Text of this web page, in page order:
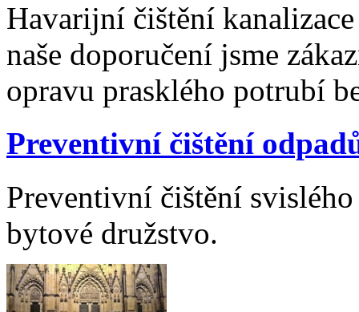
Havarijní čištění
naše doporučení jsme
opravu prasklého potrubí
Preventivní čištění
Preventivní čištění
bytové družstvo.